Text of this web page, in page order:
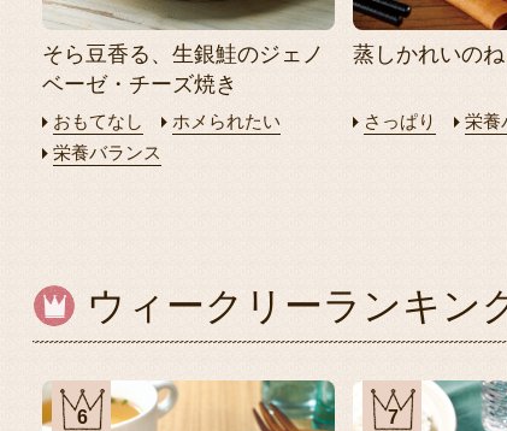
そら豆香る、生銀鮭のジェノ
ベーゼ・チーズ焼き
おもてなし
ホメられたい
栄養バランス
蒸しかれいの
さっぱり 栄養
ウィークリーランキン
6 7